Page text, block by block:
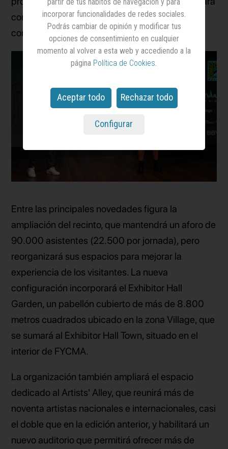
con el patrocinio de BBVA. Por su parte,Dentsu
continúa como empresa licenciataria.
Entre las principales novedades figura la
ampliación del recinto, que mantendrá un aforo de
90.000 asistentes (22.500 por jornada), pero
reorganizará sus espacios para mejorar la
experiencia de los visitantes. La nueva
configuración incorporará el Exhibitor Hall
Garden, un pabellón cubierto de más de 8.800
metros cuadrados ubicado en la zona Village, que
se sumará al Exhibitor Hall Town, situado en el
interior de FYCMA.
La organización también ampliará el espacio
dedicado al Artists' Alley, que reunirá más de
noventa artistas nacionales e internacionales, casi
el doble que en la edición anterior, y habilitará un
nuevo auditorio que permitirá ofrecer más de
incorporar funcionalidades de redes sociales.
Podrás cambiar de opinión y modificar tus
opciones de consentimiento en cualquier
momento al volver a esta web y accediendo a la
página Política de Cookies
Aceptar todo Rechazar todo
Configurar